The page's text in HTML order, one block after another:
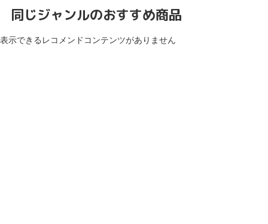
同じジャンルのおすすめ商品
表示できるレコメンドコンテンツがありません